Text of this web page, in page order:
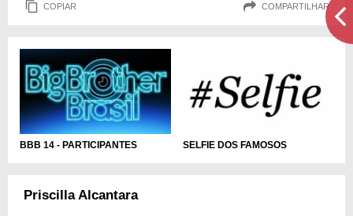
COPIAR COMPARTILHAR
BBB 14 - PARTICIPANTES SELFIE DOS FAMOSOS
Priscilla Alcantara